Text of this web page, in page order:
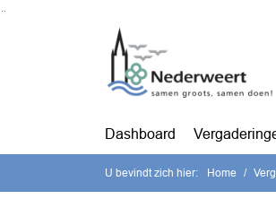
Dashboard
U bevindt zich hier: Home